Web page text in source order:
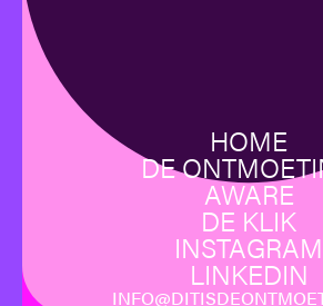
HOME
DE
AWARE
DE KLIK
INSTAGRAM
LINKEDIN